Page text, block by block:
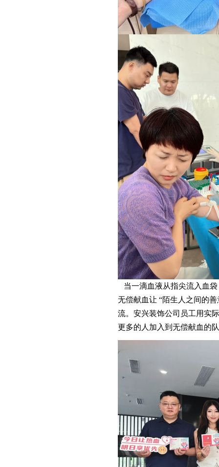
当一滴血液从指尖流入血
无偿献血让 “陌生人之间的
流。安兴装饰公司员工用实
更多的人加入到无偿献血的